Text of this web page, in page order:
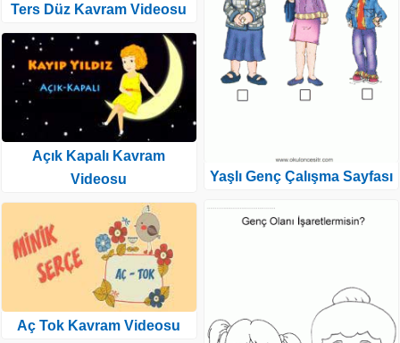
Ters Düz Kavram Videosu
Açık Kapalı Kavram
Videosu
Aç Tok Kavram Videosu
Yaşlı Genç Çalışma Sayfası